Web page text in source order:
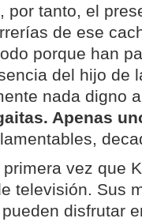
por tanto, el
de ese
porque han
del hijo de
nada digno
Apenas
vez que
televisión. Sus
disfrutar